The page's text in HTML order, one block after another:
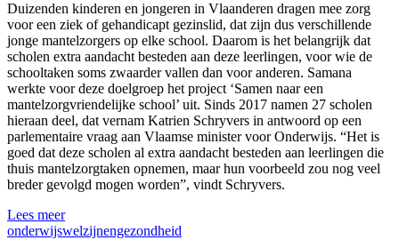
Duizenden kinderen en jongeren in Vlaanderen dragen mee zorg
voor een ziek of gehandicapt gezinslid, dat zijn dus verschillende
jonge mantelzorgers op elke school. Daarom is het belangrijk dat
scholen extra aandacht besteden aan deze leerlingen, voor wie de
schooltaken soms zwaarder vallen dan voor anderen. Samana
werkte voor deze doelgroep het project ‘Samen naar een
mantelzorgvriendelijke school’ uit. Sinds 2017 namen 27 scholen
hieraan deel, dat vernam Katrien Schryvers in antwoord op een
parlementaire vraag aan Vlaamse minister voor Onderwijs. “Het is
goed dat deze scholen al extra aandacht besteden aan leerlingen die
thuis mantelzorgtaken opnemen, maar hun voorbeeld zou nog veel
breder gevolgd mogen worden”, vindt Schryvers.
Lees meer
onderwijswelzijnengezondheid